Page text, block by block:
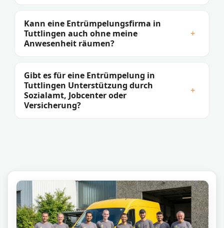
Kann eine Entrümpelungsfirma in
Tuttlingen auch ohne meine
Anwesenheit räumen?
+
Gibt es für eine Entrümpelung in
Tuttlingen Unterstützung durch
Sozialamt, Jobcenter oder
Versicherung?
+